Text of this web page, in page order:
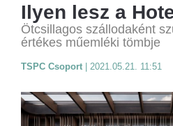
Ilyen lesz a
Ötcsillagos szállodaként
értékes műemléki tömbje
TSPC Csoport 2021.05.21. 11:51